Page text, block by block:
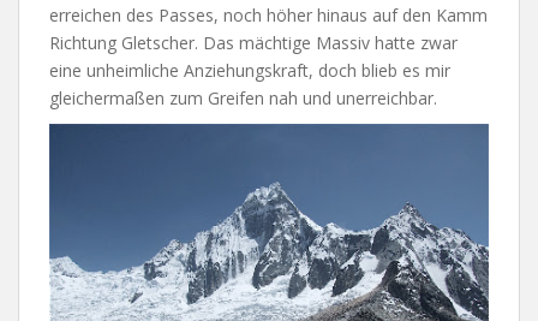
erreichen des Passes, noch höher hinaus auf den Kamm
Richtung Gletscher. Das mächtige Massiv hatte zwar
eine unheimliche Anziehungskraft, doch blieb es mir
gleichermaßen zum Greifen nah und unerreichbar.